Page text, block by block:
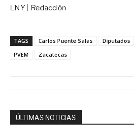
LNY | Redacción
TAGS Carlos Puente Salas Diputados
PVEM
Zacatecas
ÚLTIMAS NOTICIAS